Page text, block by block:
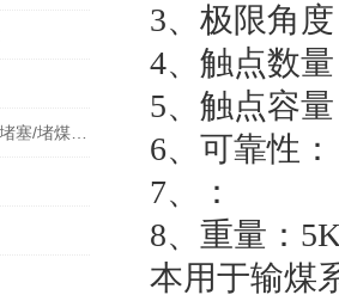
3、极限角
4、触点数
5、触点容
6、可靠性
7、：
8、重量：
本用于输煤